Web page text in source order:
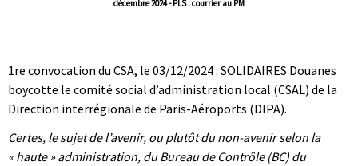
décembre 2024 - PLS : courrier au PM
1re convocation du CSA, le 03/12/2024 : SOLIDAIRES Douanes
boycotte le comité social d’administration local (CSAL) de la
Direction interrégionale de Paris-Aéroports (DIPA).
Certes, le sujet de l’avenir, ou plutôt du non-avenir selon la
« haute » administration, du Bureau de Contrôle (BC) du